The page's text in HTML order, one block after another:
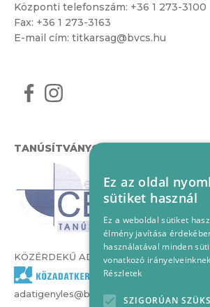
Központi telefonszám: +36 1 273-3100
Fax: +36 1 273-3163
E-mail cím: titkarsag@bvcs.hu
TANÚSÍTVÁNYOK
KÖZÉRDEKŰ ADATOK
adatigenyles@bvcs.hu
Ez az oldal
sütiket használ
Ez a weboldal sütiket
élmény javítása
használatával minden
vonatkozó
Részletek
SZIGORÚAN